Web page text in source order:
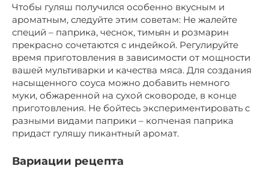
Чтобы гуляш получился особенно вкусным и
ароматным, следуйте этим советам: Не жалейте
специй – паприка, чеснок, тимьян и розмарин
прекрасно сочетаются с индейкой. Регулируйте
время приготовления в зависимости от мощности
вашей мультиварки и качества мяса. Для создания
насыщенного соуса можно добавить немного
муки, обжаренной на сухой сковороде, в конце
приготовления. Не бойтесь экспериментировать с
разными видами паприки – копченая паприка
придаст гуляшу пикантный аромат.
Вариации рецепта